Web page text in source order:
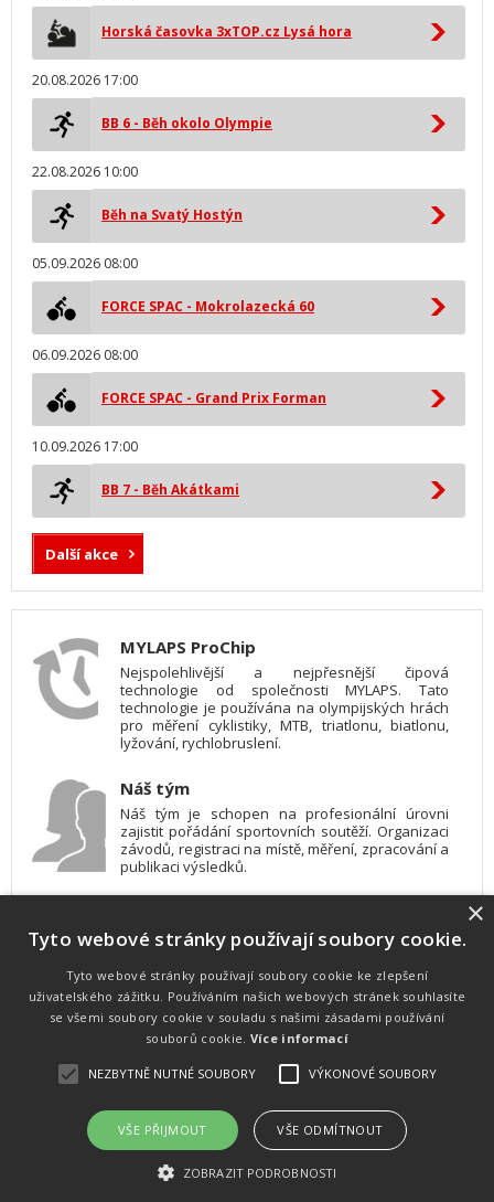
Horská časovka 3xTOP.cz Lysá hora
20.08.2026 17:00
BB 6 - Běh okolo Olympie
22.08.2026 10:00
Běh na Svatý Hostýn
05.09.2026 08:00
FORCE SPAC - Mokrolazecká 60
06.09.2026 08:00
FORCE SPAC - Grand Prix Forman
10.09.2026 17:00
BB 7 - Běh Akátkami
Další akce
MYLAPS ProChip
Nejspolehlivější a nejpřesnější čipová
technologie od společnosti MYLAPS. Tato
technologie je používána na olympijských hrách
pro měření cyklistiky, MTB, triatlonu, biatlonu,
lyžování, rychlobruslení.
Náš tým
Náš tým je schopen na profesionální úrovni
zajistit pořádání sportovních soutěží. Organizaci
závodů, registraci na místě, měření, zpracování a
publikaci výsledků.
Pro měření, zpracování a publikaci výsledků
používáme software vyvinutý na zakázku. Lze
online publikovat výsledky komentátorovi na
obrazovky a s nepatrným zpožděním na
webových stránkách.
souhlasu zakázáno.
Zabýváme se časomírou, výsledkovým servisem na různých malých i velkých sportovních
akcích a také přímo pořádáním sportovních akcí.
×
Tyto webové stránky používají soubory cookie.
Tyto webové stránky používají soubory cookie ke zlepšení
uživatelského zážitku. Používáním našich webových stránek souhlasíte
se všemi soubory cookie v souladu s našimi zásadami používání
souborů cookie. Více informací
NEZBYTNĚ NUTNÉ SOUBORY VÝKONOVÉ SOUBORY
VŠE PŘIJMOUT VŠE ODMÍTNOUT
ZOBRAZIT PODROBNOSTI